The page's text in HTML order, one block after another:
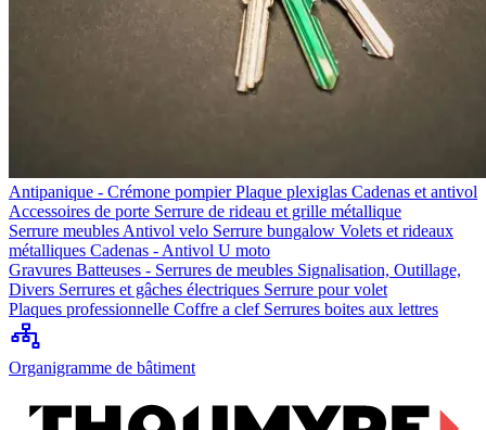
Antipanique - Crémone pompierPlaque plexiglas Cadenas et antivol
Accessoires de porte Serrure de rideau et grille métallique
Serrure meubles Antivol velo Serrure bungalow Volets et rideaux
métalliques Cadenas - Antivol U moto
Gravures Batteuses - Serrures de meubles Signalisation, Outillage,
Divers Serrures et gâches électriques Serrure pour volet
Plaques professionnelle Coffre a clef Serrures boites aux lettres
Organigramme de bâtiment